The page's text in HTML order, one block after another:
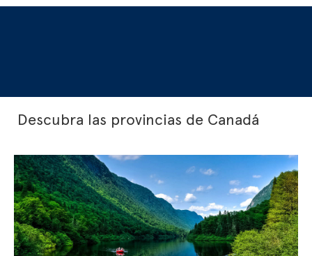
Descubra las provincias de Canadá